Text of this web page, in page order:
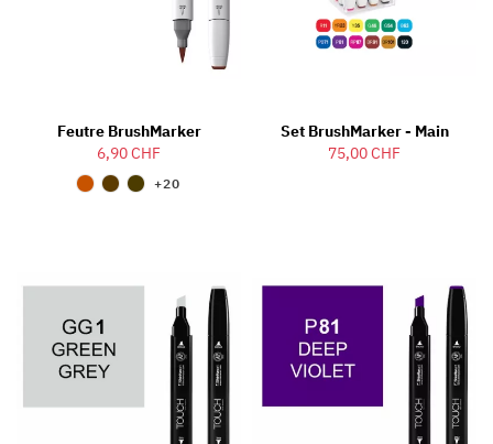
Feutre BrushMarker
6,90 CHF
+20
Set BrushMarker - Main
75,00 CHF